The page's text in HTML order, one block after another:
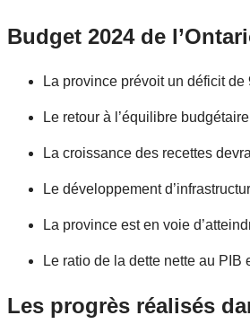
Budget 2024 de
La province prévoit un déficit
Le retour à l’équilibre
La croissance des recettes
Le développement
La province est en voie
Le ratio de la dette nette au PIB
Les progrès réalisés